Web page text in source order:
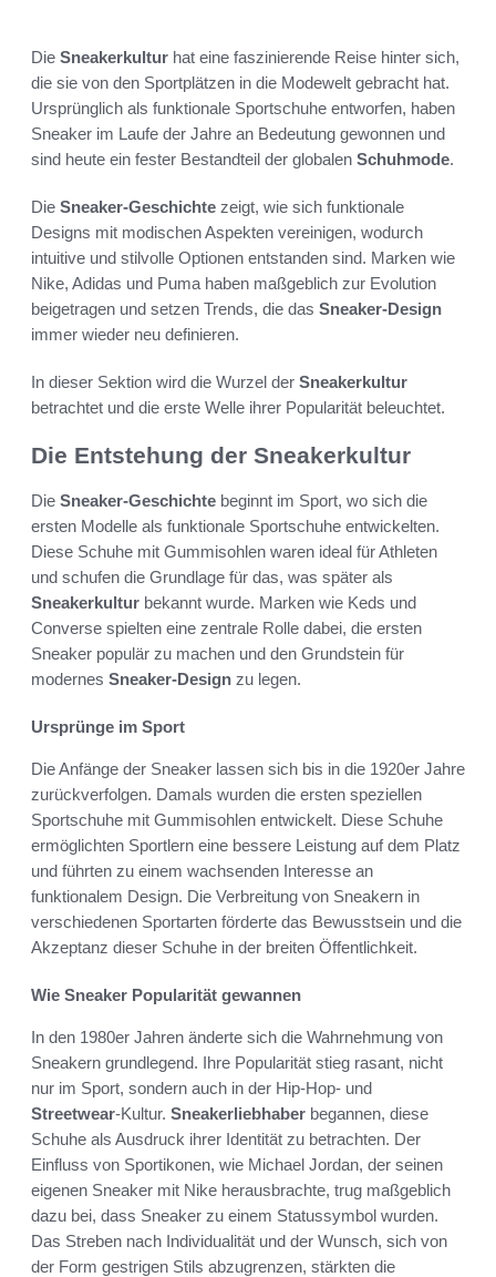
Die Sneakerkultur hat eine faszinierende Reise hinter sich,
die sie von den Sportplätzen in die Modewelt gebracht hat.
Ursprünglich als funktionale Sportschuhe entworfen, haben
Sneaker im Laufe der Jahre an Bedeutung gewonnen und
sind heute ein fester Bestandteil der globalen Schuhmode.
Die Sneaker-Geschichte zeigt, wie sich funktionale
Designs mit modischen Aspekten vereinigen, wodurch
intuitive und stilvolle Optionen entstanden sind. Marken wie
Nike, Adidas und Puma haben maßgeblich zur Evolution
beigetragen und setzen Trends, die das Sneaker-Design
immer wieder neu definieren.
In dieser Sektion wird die Wurzel der Sneakerkultur
betrachtet und die erste Welle ihrer Popularität beleuchtet.
Die Entstehung der Sneakerkultur
Die Sneaker-Geschichte beginnt im Sport, wo sich die
ersten Modelle als funktionale Sportschuhe entwickelten.
Diese Schuhe mit Gummisohlen waren ideal für Athleten
und schufen die Grundlage für das, was später als
Sneakerkultur bekannt wurde. Marken wie Keds und
Converse spielten eine zentrale Rolle dabei, die ersten
Sneaker populär zu machen und den Grundstein für
modernes Sneaker-Design zu legen.
Ursprünge im Sport
Die Anfänge der Sneaker lassen sich bis in die 1920er Jahre
zurückverfolgen. Damals wurden die ersten speziellen
Sportschuhe mit Gummisohlen entwickelt. Diese Schuhe
ermöglichten Sportlern eine bessere Leistung auf dem Platz
und führten zu einem wachsenden Interesse an
funktionalem Design. Die Verbreitung von Sneakern in
verschiedenen Sportarten förderte das Bewusstsein und die
Akzeptanz dieser Schuhe in der breiten Öffentlichkeit.
Wie Sneaker Popularität gewannen
In den 1980er Jahren änderte sich die Wahrnehmung von
Sneakern grundlegend. Ihre Popularität stieg rasant, nicht
nur im Sport, sondern auch in der Hip-Hop- und
Streetwear-Kultur. Sneakerliebhaber begannen, diese
Schuhe als Ausdruck ihrer Identität zu betrachten. Der
Einfluss von Sportikonen, wie Michael Jordan, der seinen
eigenen Sneaker mit Nike herausbrachte, trug maßgeblich
dazu bei, dass Sneaker zu einem Statussymbol wurden.
Das Streben nach Individualität und der Wunsch, sich von
der Form gestrigen Stils abzugrenzen, stärkten die